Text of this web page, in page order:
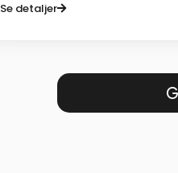
Se detaljer